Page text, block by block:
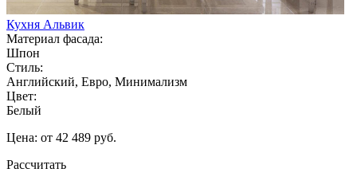
Кухня Альвик
Материал фасада:
Шпон
Стиль:
Английский, Евро, Минимализм
Цвет:
Белый
Цена: от 42 489 руб.
Рассчитать